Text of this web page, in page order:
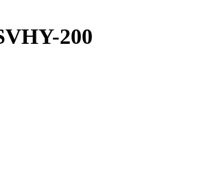
200